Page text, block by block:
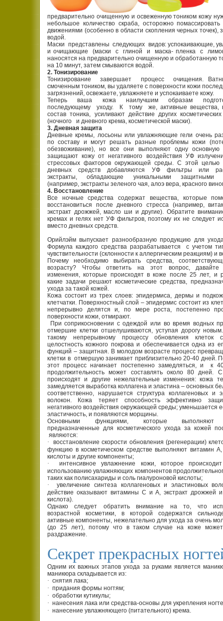
предварительно очищенную и освеженную тоником кожу
небольшое количество скраба, осторожно
движениями (особенно в области скопления черных точек),
водой.
Маски представлены следующих видов: успокаивающие,
и очищающие (маски с глиной и маска- пленка с
наносятся на предварительно очищенную и обработанную
на 10 минут, затем смываются водой.
2. Тонизирование
Тонизирование завершает процесс очищения.
смоченным тоником, вы удаляете с поверхности кожи
загрязнений, освежаете, увлажняете и успокаиваете кожу.
Теперь ваша кожа наилучшим образам
последующему уходу. К тому же, активные вещества,
состав тоника, усиливают действие других
(ночного и дневного крема, косметической маски).
3. Дневная защита
Дневные кремы, лосьоны или увлажняющие гели очень
по составу и могут решать разные проблемы кожи
обезвоживание), но все они выполняют одну
защищают кожу от негативного воздействия УФ
стрессовых факторов окружающей среды. С этой
дневных средств добавляются УФ фильтры или
экстракты, обладающие уникальными защитными
(например, экстракты зеленого чая, алоэ вера, красного
4. Восстановление
Все ночные средства содержат вещества, которые
восстановиться после дневного стресса (например,
экстракт дрожжей, масло ши и другие). Обратите
кремах и гелях нет УФ фильтров, поэтому их не следует
вместо дневных средств.
Орийлэйм выпускает разнообразную продукцию для
Формула каждого средства разрабатывается с учетом
чувствительности (склонности к аллергическим реакциям) и
Почему необходимо выбирать средства,
возрасту? Чтобы ответить на этот вопрос, давайте
изменения, которые происходят в коже после 25 лет, и
какие задачи решают косметические средства,
ухода за такой кожей.
Кожа состоит из трех слоев: эпидермиса, дермы и
клетчатки. Поверхностный слой – эпидермис состоит из
непрерывно делятся и, по мере роста, постепенно
поверхности кожи, отмирают.
При соприкосновении с одеждой или во время водных
отмершие клетки отшелушиваются, уступая дорогу
такому непрерывному процессу обновления клеток
целостность кожного покрова и обеспечивается одна из
функций – защитная. В молодом возрасте процесс
клетки в отмершую занимает приблизительно 20-40 дней.
этот процесс начинает постепенно замедляться, и
к
продолжительность может составлять около 80 дней.
происходят и другие нежелательные изменения: кожа
замедляется выработка коллагена и эластина – основных
соответственно, нарушается структура коллагеновых и
волокон. Кожа теряет способность эффективно
негативного воздействия окружающей среды; уменьшается
эластичность, и появляются морщины.
Основными функциями, которые выполняют
предназначенные для косметического ухода за кожей
являются:
·
восстановление скорости обновления (регенерации)
функцию в косметическом средстве выполняют витамин
кислоты и другие компоненты;
·
интенсивное увлажнение кожи, которое
использованию увлажняющих компонентов
таких как полисахариды и соль гиалуроновой кислоты;
·
увеличение синтеза коллагеновых и эластиновых
действие оказывают витамины С и А, экстракт дрожжей
кислота).
Однако следует обратить внимание на то, что
возрастной косметики, в которой содержатся
активные компоненты, нежелательно для ухода за очень
(до 25 лет), потому что в таком случае на коже может
раздражение.
Секрет прекрасных
Одним их важных этапов ухода за руками является
маникюра складывается из:
· снятия лака;
· придания формы ногтям;
· обработки кутикулы;
· нанесения лака или средства-основы для укрепления
· нанесение увлажняющего (питательного) крема.